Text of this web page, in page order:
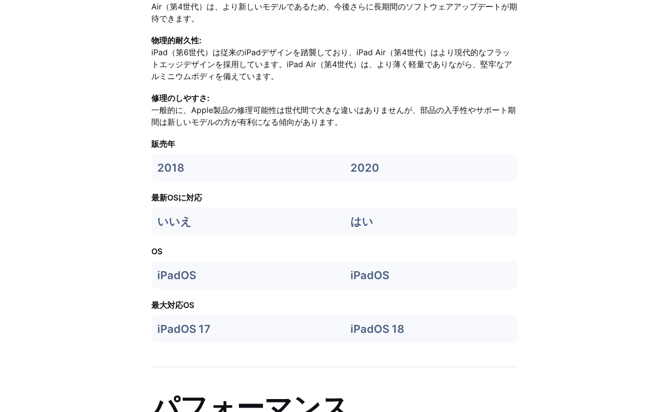
Air（第4世代）は、より新しいモデルであるため、今後さらに長期間のソフトウェアアップデートが期
待できます。
物理的耐久性:
iPad（第6世代）は従来のiPadデザインを踏襲しており、iPad Air（第4世代）はより現代的なフラッ
トエッジデザインを採用しています。iPad Air（第4世代）は、より薄く軽量でありながら、堅牢なア
ルミニウムボディを備えています。
修理のしやすさ:
一般的に、Apple製品の修理可能性は世代間で大きな違いはありませんが、部品の入手性やサポート期
間は新しいモデルの方が有利になる傾向があります。
販売年
2018 2020
最新OSに対応
いいえ はい
OS
iPadOS iPadOS
最大対応OS
iPadOS 17 iPadOS 18